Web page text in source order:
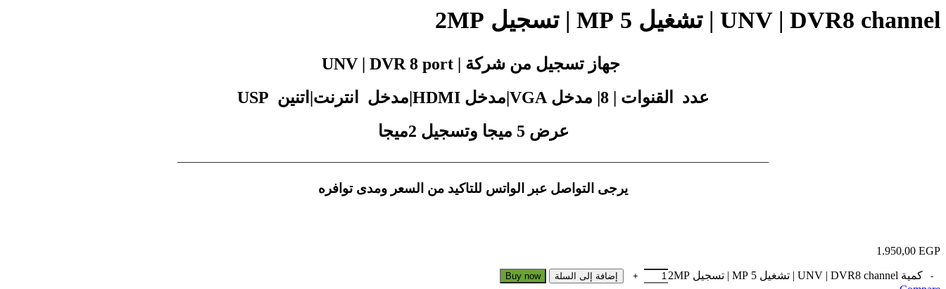
UNV | DVR8 channel | تشغيل 5 MP | تسجيل 2MP
جهاز تسجيل من شركة | UNV | DVR 8 port
عدد القنوات | 8| مدخل VGA|مدخل HDMI|مدخل انترنت|اتنين USP
عرض 5 ميجا وتسجيل 2ميجا
————————————————————————————————————————————————————–
يرجى التواصل عبر الواتس للتاكيد من السعر ومدى توافره
1.950,00 EGP
كمية UNV | DVR8 channel | تشغيل 5 MP | تسجيل 2MP إضافة إلى السلة Buy now